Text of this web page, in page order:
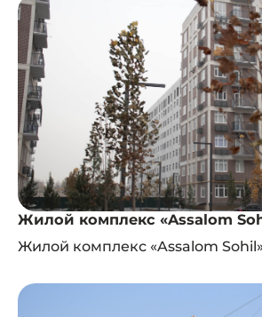
Жилой комплекс «Assalom
Жилой комплекс «Assalom